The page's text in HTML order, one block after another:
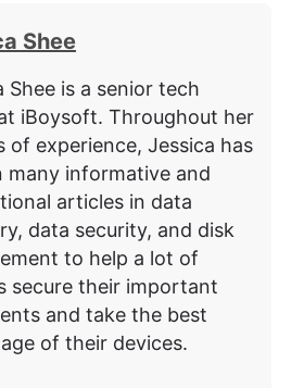
Shee
Shee is a senior tech
iBoysoft. Throughout her
of experience, Jessica has
many informative and
articles in data
data security, and disk
to help a lot of
secure their important
and take the best
of their devices.